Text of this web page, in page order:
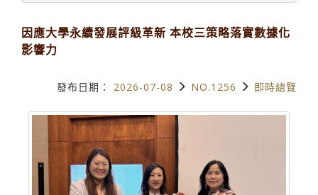
因應大學永續發展評級革新 本校三策略落實數據化
影響力
發布日期： 2026-07-08 NO.1256 即時總覽